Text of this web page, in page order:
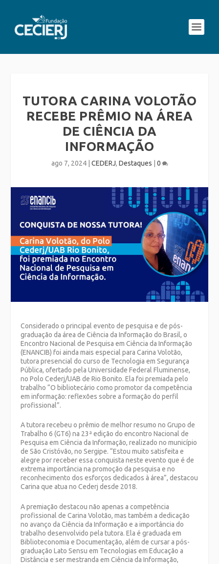
TUTORA CARINA VOLOTÃO
RECEBE PRÊMIO NA ÁREA
DE CIÊNCIA DA
INFORMAÇÃO
ago 7, 2024| CEDERJ, Destaques 0
Considerado o principal evento de pesquisa e de pós-
graduação da área de Ciência da Informação do Brasil, o
Encontro Nacional de Pesquisa em Ciência da Informação
(ENANCIB) foi ainda mais especial para Carina Volotão,
tutora presencial do curso de Tecnologia em Segurança
Pública, ofertado pela Universidade Federal Fluminense,
no Polo Cederj/UAB de Rio Bonito. Ela foi premiada pelo
trabalho “O bibliotecário como promotor da competência
em informação: reflexões sobre a formação do perfil
profissional”.
A tutora recebeu o prêmio de melhor resumo no Grupo de
Trabalho 6 (GT6) na 23ª edição do encontro Nacional de
Pesquisa em Ciência da Informação, realizado no município
de São Cristóvão, no Sergipe. “Estou muito satisfeita e
alegre por receber essa conquista neste evento que é de
extrema importância na promoção da pesquisa e no
reconhecimento dos esforços dedicados à área”, destacou
Carina que atua no Cederj desde 2018.
A premiação destacou não apenas a competência
profissional de Carina Volotão, mas também a dedicação
no avanço da Ciência da Informação e a importância do
trabalho desenvolvido pela tutora. Ela é graduada em
Biblioteconomia e Documentação, além de cursar a pós-
graduação Lato Sensu em Tecnologias em Educação a
Distância e ser mestranda em Ciência da Informação,